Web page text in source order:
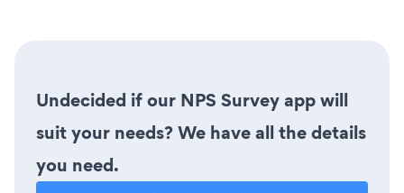
Undecided if our NPS Survey app will
suit your needs? We have all the details
you need.